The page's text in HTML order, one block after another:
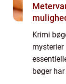
Krimi
bøger